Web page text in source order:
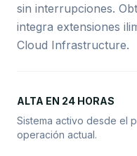
sin interrupciones.
integra extensiones
Cloud Infrastructure.
ALTA EN 24 HORAS
Sistema activo desde el
operación actual.